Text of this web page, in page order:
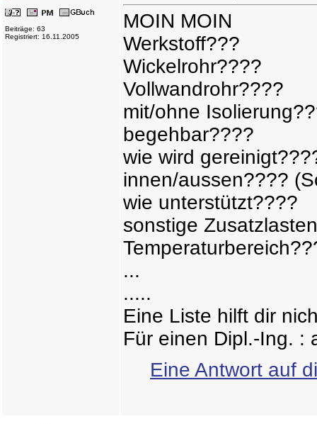
Beiträge: 63
Registriert: 16.11.2005
MOIN MOIN
Werkstoff???
Wickelrohr????
Vollwandrohr????
mit/ohne
begehbar????
wie wird
innen/aussen????
wie unterstützt????
sonstige
...
.....
Eine Liste hilft dir
Für einen Dipl.-Ing. :
Eine Antwort auf